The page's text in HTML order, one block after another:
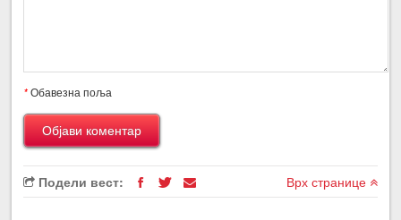
*Обавезна поља
Подели вест: Врх странице